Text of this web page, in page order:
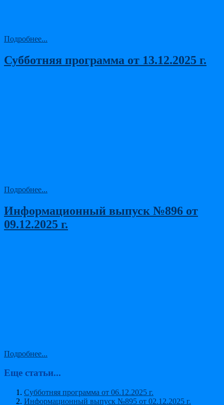
Подробнее...
Субботняя программа от 13.12.2025 г.
Подробнее...
Информационный выпуск №896 от
09.12.2025 г.
Подробнее...
Еще статьи...
Субботняя программа от 06.12.2025 г.
Информационный выпуск №895 от 02.12.2025 г.